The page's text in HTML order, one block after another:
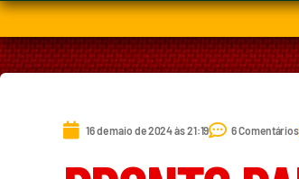
16 de maio de 2024 às 21:19 6 Comentários